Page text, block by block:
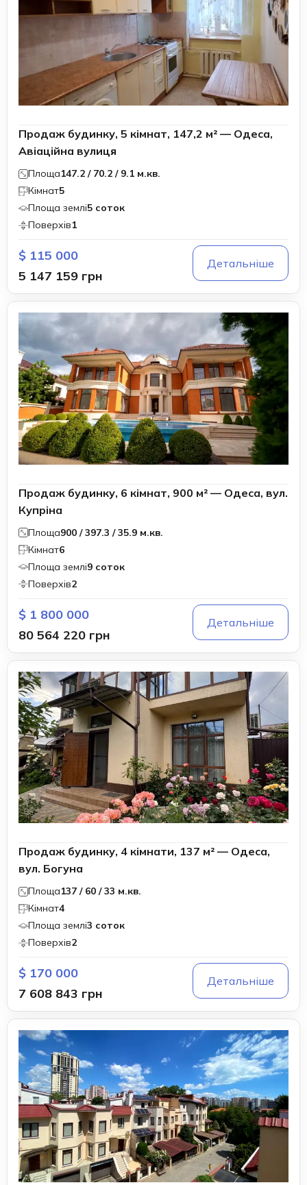
Продаж будинку, 5 кімнат, 147,2 м² — Одеса,
Авіаційна вулиця
Площа147.2 / 70.2 / 9.1 м.кв.
Кімнат5
Площа землі5 соток
Поверхів1
$ 115 000
5 147 159 грн
Детальніше
Продаж будинку, 6 кімнат, 900 м² — Одеса, вул.
Купріна
Площа900 / 397.3 / 35.9 м.кв.
Кімнат6
Площа землі9 соток
Поверхів2
$ 1 800 000
80 564 220 грн
Детальніше
Продаж будинку, 4 кімнати, 137 м² — Одеса,
вул. Богуна
Площа137 / 60 / 33 м.кв.
Кімнат4
Площа землі3 соток
Поверхів2
$ 170 000
7 608 843 грн
Детальніше